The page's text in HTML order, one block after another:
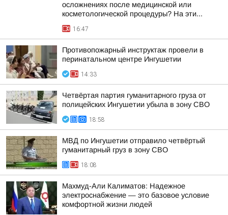
осложнениях после медицинской или
косметологической процедуры? На эти...
16:47
Противопожарный инструктаж провели в
перинатальном центре Ингушетии
14:33
Четвёртая партия гуманитарного груза от
полицейских Ингушетии убыла в зону СВО
18:58
МВД по Ингушетии отправило четвёртый
гуманитарный груз в зону СВО
18:08
Махмуд-Али Калиматов: Надежное
электроснабжение — это базовое условие
комфортной жизни людей